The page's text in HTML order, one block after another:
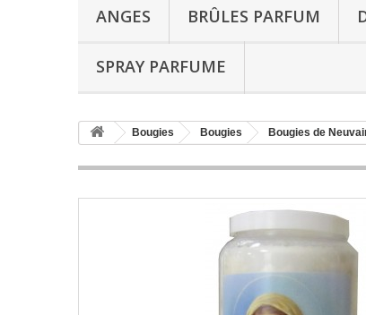
ANGES BRÛLES PARFUM
SPRAY PARFUME
Bougies Bougies Bougies de